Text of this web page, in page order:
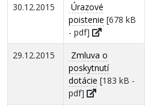
30.12.2015
Úrazové
poistenie [678 kB
- pdf]
29.12.2015
Zmluva o
poskytnutí
dotácie [183 kB -
pdf]